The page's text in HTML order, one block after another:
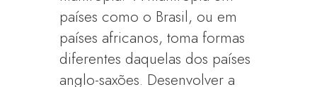
países como o Brasil, ou em
países africanos, toma formas
diferentes daquelas dos países
anglo-saxões. Desenvolver a